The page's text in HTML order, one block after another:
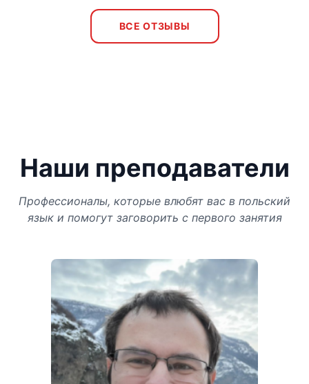
ВСЕ ОТЗЫВЫ
Наши преподаватели
Профессионалы, которые влюбят вас в польский
язык и помогут заговорить с первого занятия